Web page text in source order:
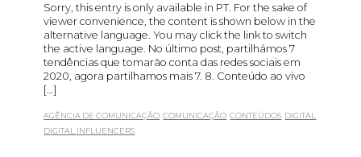
Sorry, this entry is only available in PT. For the sake of
viewer convenience, the content is shown below in the
alternative language. You may click the link to switch
the active language. No último post, partilhámos 7
tendências que tomarão conta das redes sociais em
2020, agora partilhamos mais 7. 8. Conteúdo ao vivo
[…]
AGÊNCIA DE COMUNICAÇÃO COMUNICAÇÃO CONTEÚDOS DIGITAL
DIGITAL INFLUENCERS